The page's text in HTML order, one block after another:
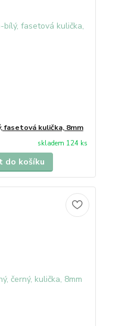
fasetová kulička, 8mm
skladem 124 ks
do košíku